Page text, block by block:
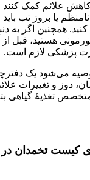
علائم کمک
یا بروز تب باید
همچنین اگر به
هستید، قبل
پزشکی لازم است.
می‌شود یک
دوز و تغییرات
تغذیهٔ گیاهی
کیست تخمدان در